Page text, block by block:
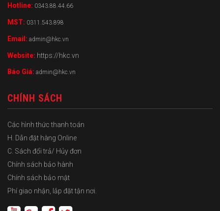
Hotline: 0343.88.44.66
MST: 0311.543.898
Email: admin@hkc.vn
Website: https://hkc.vn
Báo Giá: admin@hkc.vn
CHÍNH SÁCH
Các hình thức thanh toán
H. Dẫn đặt hàng Online
C. Sách đổi trả/ Hủy đơn
Chính sách bảo hành
Chính sách bảo mật
Phí giao nhận, lắp đặt tận nơi.